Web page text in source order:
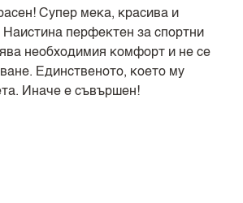
Супер мека, красива и
перфектен за спортни
необходимия комфорт и не се
Единственото, което му
Иначе е съвършен!